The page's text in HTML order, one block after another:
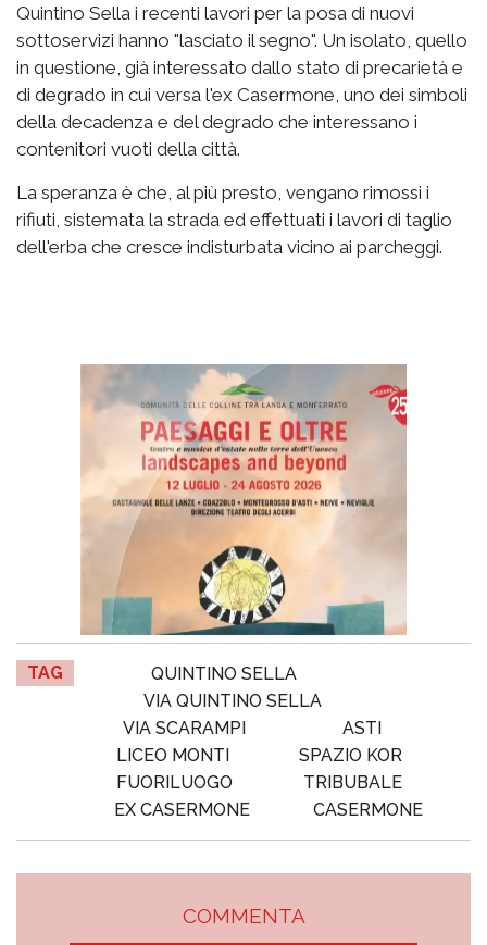
Quintino Sella i recenti lavori per la posa di nuovi
sottoservizi hanno "lasciato il segno". Un isolato, quello
in questione, già interessato dallo stato di precarietà e
di degrado in cui versa l'ex Casermone, uno dei simboli
della decadenza e del degrado che interessano i
contenitori vuoti della città.
La speranza è che, al più presto, vengano rimossi i
rifiuti, sistemata la strada ed effettuati i lavori di taglio
dell'erba che cresce indisturbata vicino ai parcheggi.
TAG
QUINTINO SELLA
VIA QUINTINO SELLA
VIA SCARAMPI
ASTI
LICEO MONTI
SPAZIO KOR
FUORILUOGO
TRIBUBALE
EX CASERMONE
CASERMONE
COMMENTA